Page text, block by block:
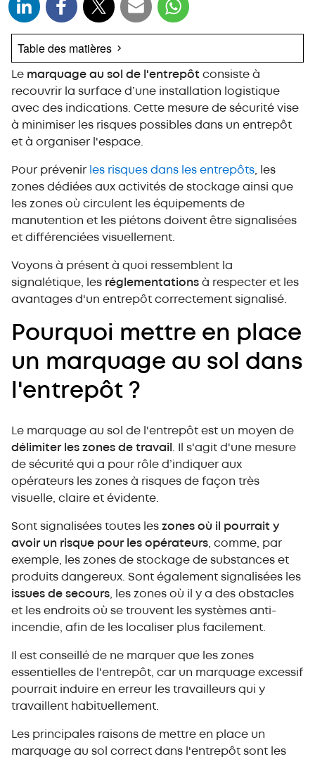
Table des matières
Pourquoi mettre en place un marquage au sol
dans l'entrepôt ?
Les différents types de signalétiques dans
l'entrepôt
Quelques conseils pour une bonne signalétique
La réglementation relative au marquage au sol
Les obstacles et zones dangereuses
Les voies de circulation
Un entrepôt signalisé et sécurisé
Le marquage au sol de l'entrepôt consiste à
recouvrir la surface d’une installation logistique
avec des indications. Cette mesure de sécurité vise
à minimiser les risques possibles dans un entrepôt
et à organiser l'espace.
Pour prévenir les risques dans les entrepôts , les
zones dédiées aux activités de stockage ainsi que
les zones où circulent les équipements de
manutention et les piétons doivent être signalisées
et différenciées visuellement.
Voyons à présent à quoi ressemblent la
signalétique, les réglementations à respecter et les
avantages d'un entrepôt correctement signalisé.
Pourquoi mettre en place
un marquage au sol dans
l'entrepôt ?
Le marquage au sol de l'entrepôt est un moyen de
délimiter les zones de travail
. Il s'agit d'une mesure
de sécurité qui a pour rôle d’indiquer aux
opérateurs les zones à risques de façon très
visuelle, claire et évidente.
Sont signalisées toutes les zones où il pourrait y
avoir un risque pour les opérateurs , comme, par
exemple, les zones de stockage de substances et
produits dangereux. Sont également signalisées les
issues de secours , les zones où il y a des obstacles
et les endroits où se trouvent les systèmes anti-
incendie, afin de les localiser plus facilement.
Il est conseillé de ne marquer que les zones
essentielles de l'entrepôt, car un marquage excessif
pourrait induire en erreur les travailleurs qui y
travaillent habituellement.
Les principales raisons de mettre en place un
marquage au sol correct dans l'entrepôt sont les